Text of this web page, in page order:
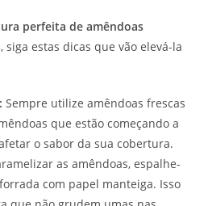
perfeita de amêndoas
, siga estas dicas que vão elevá-la
Sempre utilize amêndoas frescas
que estão começando a
o sabor da sua cobertura.
as amêndoas, espalhe-
com papel manteiga. Isso